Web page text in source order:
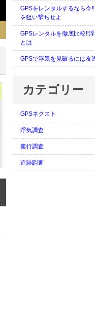
GPSをレンタルするなら今
を狙い撃ちせよ
GPSレンタルを徹底比較!!
とは
GPSで浮気を見破るには友
カテゴリー
GPSネクスト
浮気調査
素行調査
追跡調査